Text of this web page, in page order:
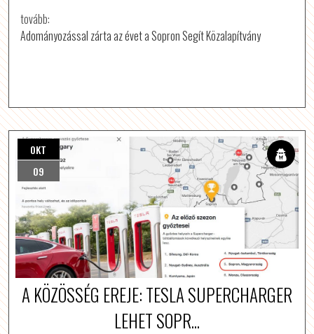
tovább:
Adományozással zárta az évet a Sopron Segít Közalapítvány
OKT
09
A KÖZÖSSÉG EREJE: TESLA SUPERCHARGER
LEHET SOPR...